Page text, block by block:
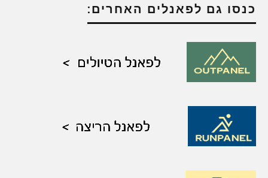
כנסו גם לפאנלים האחרים: